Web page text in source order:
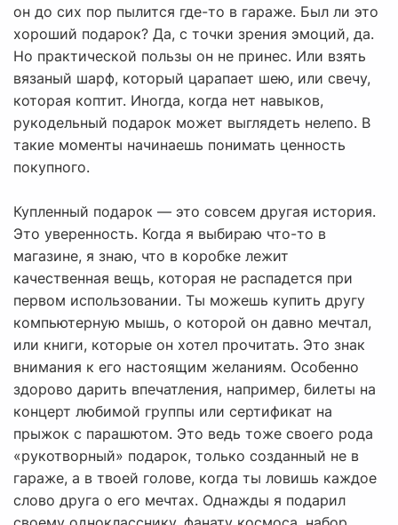
он до сих пор пылится где-то в гараже. Был ли это
хороший подарок? Да, с точки зрения эмоций, да.
Но практической пользы он не принес. Или взять
вязаный шарф, который царапает шею, или свечу,
которая коптит. Иногда, когда нет навыков,
рукодельный подарок может выглядеть нелепо. В
такие моменты начинаешь понимать ценность
покупного.
Купленный подарок — это совсем другая история.
Это уверенность. Когда я выбираю что-то в
магазине, я знаю, что в коробке лежит
качественная вещь, которая не распадется при
первом использовании. Ты можешь купить другу
компьютерную мышь, о которой он давно мечтал,
или книги, которые он хотел прочитать. Это знак
внимания к его настоящим желаниям. Особенно
здорово дарить впечатления, например, билеты на
концерт любимой группы или сертификат на
прыжок с парашютом. Это ведь тоже своего рода
«рукотворный» подарок, только созданный не в
гараже, а в твоей голове, когда ты ловишь каждое
слово друга о его мечтах. Однажды я подарил